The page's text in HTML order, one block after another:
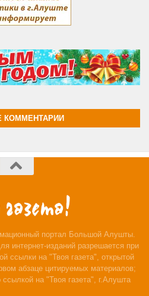
КОММЕНТАРИИ
портал Большой Алушты.
интернет-изданий разрешается при
ссылки на "Твоя газета", открытой
абзаце цитируемых материалов;
на "Твоя газета", г.Алушта